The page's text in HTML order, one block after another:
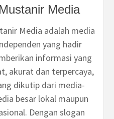
Mustanir Media
Media adalah media
yang hadir
informasi yang
akurat dan terpercaya,
dikutip dari media-
besar lokal maupun
Dengan slogan